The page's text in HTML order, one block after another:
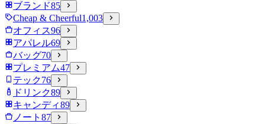
ブランド85
Cheap & Cheerful1,003
オフィス96
アパレル69
バッグ70
プレミアム47
テック76
ドリンク89
キャンディ89
ノート 87